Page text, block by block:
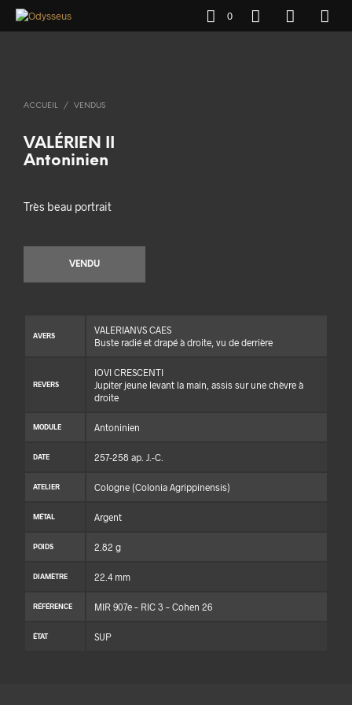
0
ACCUEIL / VENDUS
VALÉRIEN II
Antoninien
Très beau portrait
VENDU
AVERS
VALERIANVS CAES
Buste radié et drapé à droite, vu de derrière
REVERS
IOVI CRESCENTI
Jupiter jeune levant la main, assis sur une chèvre à
droite
MODULE Antoninien
DATE 257-258 ap. J.-C.
ATELIER Cologne (Colonia Agrippinensis)
MÉTAL Argent
POIDS 2.82 g
DIAMÈTRE 22.4 mm
RÉFÉRENCE MIR 907e – RIC 3 – Cohen 26
ÉTAT SUP